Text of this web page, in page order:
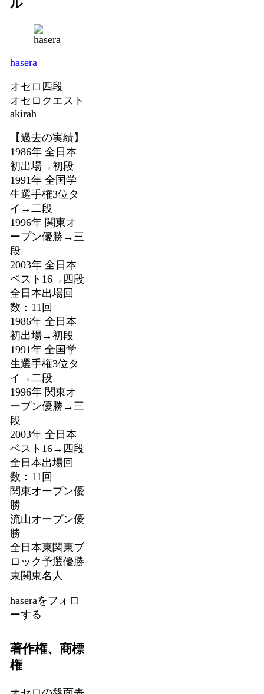
ル
hasera
オセロ四段
オセロクエスト
akirah
【過去の実績】
1986年 全日本
初出場→初段
1991年 全国学
生選手権3位タ
イ→二段
1996年 関東オ
ープン優勝→三
段
2003年 全日本
ベスト16→四段
全日本出場回
数：11回
1986年 全日本
初出場→初段
1991年 全国学
生選手権3位タ
イ→二段
1996年 関東オ
ープン優勝→三
段
2003年 全日本
ベスト16→四段
全日本出場回
数：11回
関東オープン優
勝
流山オープン優
勝
全日本東関東ブ
ロック予選優勝
東関東名人
haseraをフォロ
ーする
著作権、商標
権